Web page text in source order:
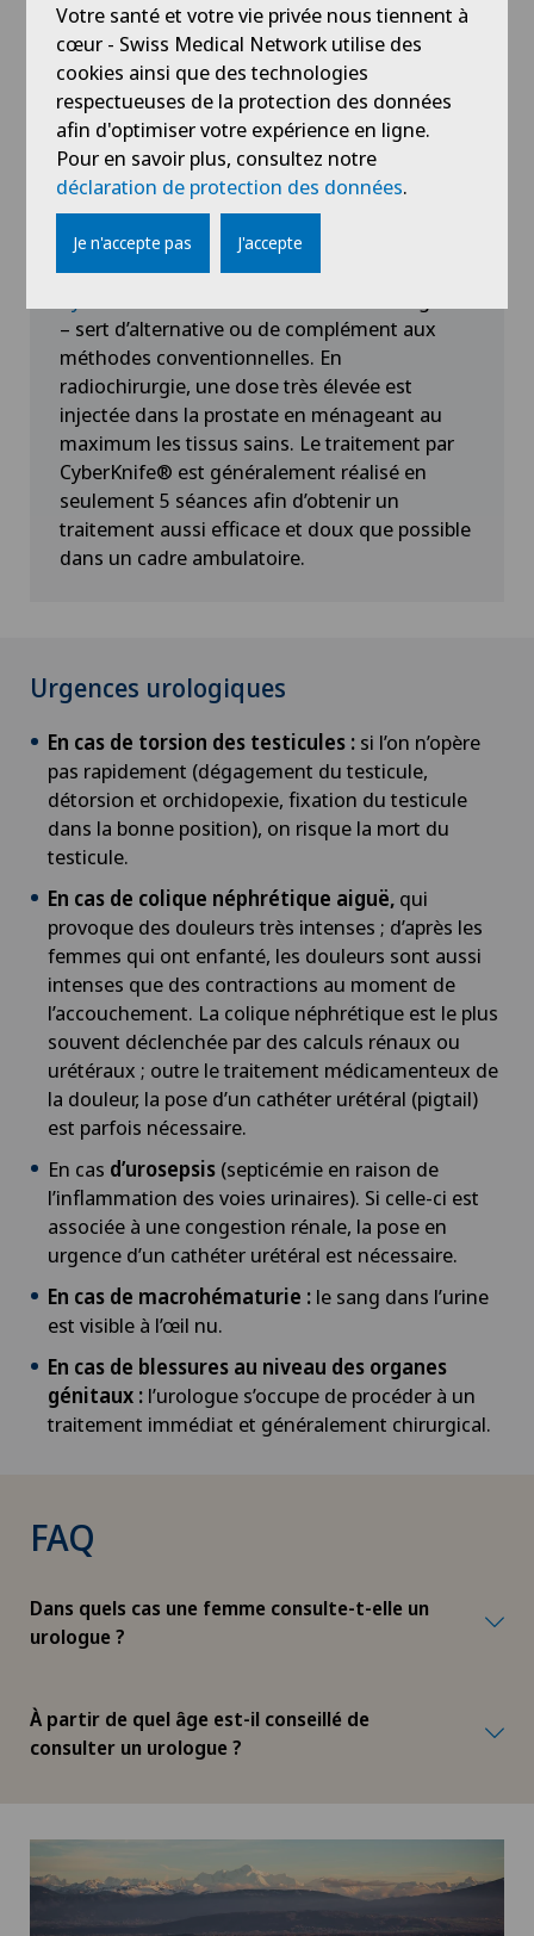
Chirurgie gastrique
Chirurgie générale
Chirurgie hépatobiliaire (chirurgie du foie)
Chirurgie mini-invasive
Chirurgie oncologique
Chirurgie ophtalmique
Chirurgie orale
Chirurgie orthopédique
Chirurgie pédiatrique
Chirurgie vasculaire
Chirurgie veineuse
Chirurgie viscérale
Coaching individuel / conseil en image
Coloproctologie
Conflit fémoro-acétabulaire
Conseils nutritionnels
Consultations ophtalmologiques
Courbure du pénis
Cynothérapie (thérapie canine)
Da Vinci
Déchirure des ligaments
Densitométrie
Dermatologie esthétique et correctrice
Désir d’enfant
Le microscope chirurgical permet d’effectuer
des opérations avec des fils tout juste deux
fois plus épais qu’un cheveu humain. Cette
méthode est utilisée en vasovasostomie.
CyberKnife®
Dans le cancer de la prostate, le
– sert d’alternative ou de complément aux
méthodes conventionnelles. En
radiochirurgie, une dose très élevée est
injectée dans la prostate en ménageant au
maximum les tissus sains. Le traitement par
CyberKnife® est généralement réalisé en
seulement 5 séances afin d’obtenir un
traitement aussi efficace et doux que possible
dans un cadre ambulatoire.
Urgences urologiques
En cas de torsion des testicules : si l’on n’opère
pas rapidement (dégagement du testicule,
détorsion et orchidopexie, fixation du testicule
dans la bonne position), on risque la mort du
testicule.
En cas de colique néphrétique aiguë, qui
provoque des douleurs très intenses ; d’après les
femmes qui ont enfanté, les douleurs sont aussi
intenses que des contractions au moment de
l’accouchement. La colique néphrétique est le plus
souvent déclenchée par des calculs rénaux ou
urétéraux ; outre le traitement médicamenteux de
la douleur, la pose d’un cathéter urétéral (pigtail)
est parfois nécessaire.
En cas d’urosepsis (septicémie en raison de
l’inflammation des voies urinaires). Si celle-ci est
associée à une congestion rénale, la pose en
urgence d’un cathéter urétéral est nécessaire.
En cas de macrohématurie : le sang dans l’urine
est visible à l’œil nu.
En cas de blessures au niveau des organes
génitaux : l’urologue s’occupe de procéder à un
traitement immédiat et généralement chirurgical.
FAQ
Dans quels cas une femme consulte-t-elle un
urologue ?
À partir de quel âge est-il conseillé de
consulter un urologue ?
Votre santé et votre vie privée nous tiennent à
cœur - Swiss Medical Network utilise des
cookies ainsi que des technologies
respectueuses de la protection des données
afin d'optimiser votre expérience en ligne.
Pour en savoir plus, consultez notre
déclaration de protection des données.
Je n'accepte pas J'accepte